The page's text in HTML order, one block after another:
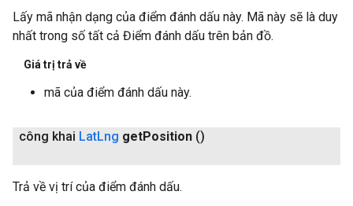
Lấy mã nhận dạng của điểm đánh dấu này. Mã này sẽ là duy
nhất trong số tất cả Điểm đánh dấu trên bản đồ.
Giá trị trả về
mã của điểm đánh dấu này.
công khai LatLng getPosition ()
Trả về vị trí của điểm đánh dấu.